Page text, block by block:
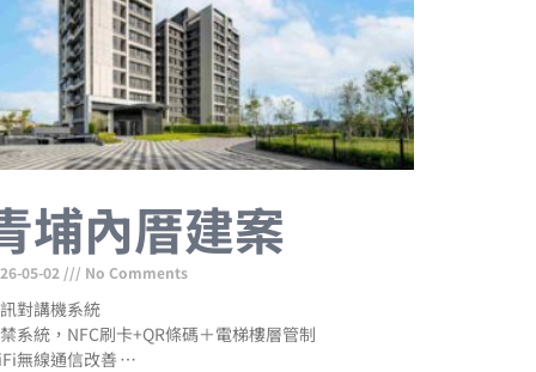
埔內厝建案
05-02 No Comments
對講機系統
系統，NFC刷卡+QR條碼＋電梯樓層管制
無線通信改善